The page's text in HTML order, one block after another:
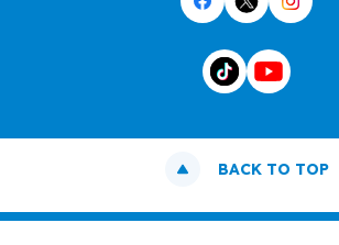
BACK TO TOP